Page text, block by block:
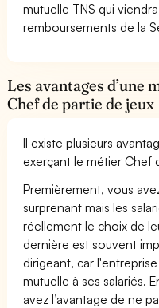
mutuelle TNS qui
remboursements de la
Les avantages d’une
Chef de partie de jeux
Il existe plusieurs
exerçant le métier Chef
Premièrement, vous
surprenant mais les
réellement le choix de
dernière est souvent
dirigeant, car
mutuelle à ses salariés.
avez l’avantage de ne